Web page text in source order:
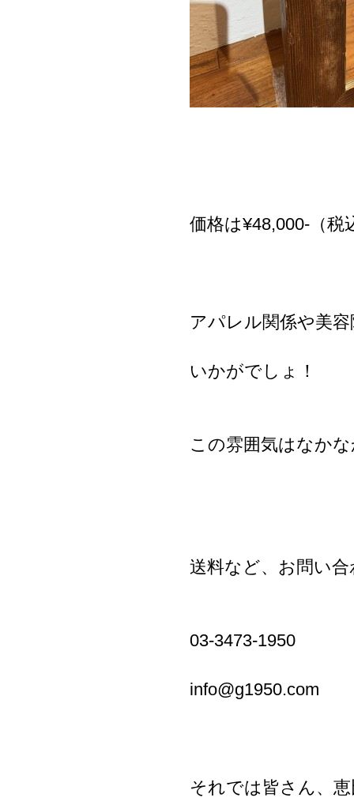
価格は¥48,000-（税
アパレル関係や美
いかがでしょ！
この雰囲気はなか
送料など、お問い
03-3473-1950
info@g1950.com
それでは皆さん、